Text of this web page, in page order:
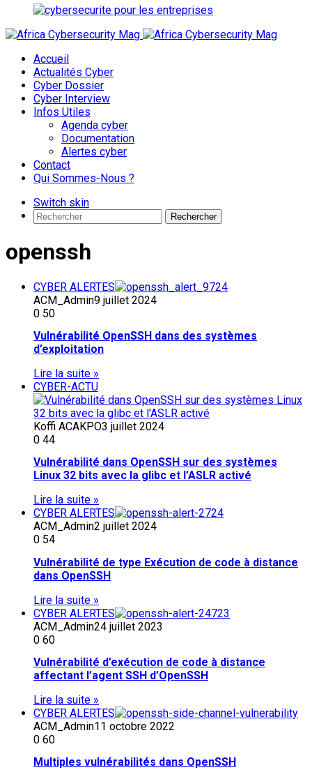
Accueil
Actualités Cyber
Cyber Dossier
Cyber Interview
Infos Utiles
Agenda cyber
Documentation
Alertes cyber
Contact
Qui Sommes-Nous ?
Switch skin
Rechercher
openssh
CYBER ALERTES
ACM_Admin9 juillet 2024
0 50
Vulnérabilité OpenSSH dans des systèmes
d’exploitation
Lire la suite »
CYBER-ACTU
Koffi ACAKPO3 juillet 2024
0 44
Vulnérabilité dans OpenSSH sur des systèmes
Linux 32 bits avec la glibc et l’ASLR activé
Lire la suite »
CYBER ALERTES
ACM_Admin2 juillet 2024
0 54
Vulnérabilité de type Exécution de code à distance
dans OpenSSH
Lire la suite »
CYBER ALERTES
ACM_Admin24 juillet 2023
0 60
Vulnérabilité d’exécution de code à distance
affectant l’agent SSH d’OpenSSH
Lire la suite »
CYBER ALERTES
ACM_Admin11 octobre 2022
0 60
Multiples vulnérabilités dans OpenSSH